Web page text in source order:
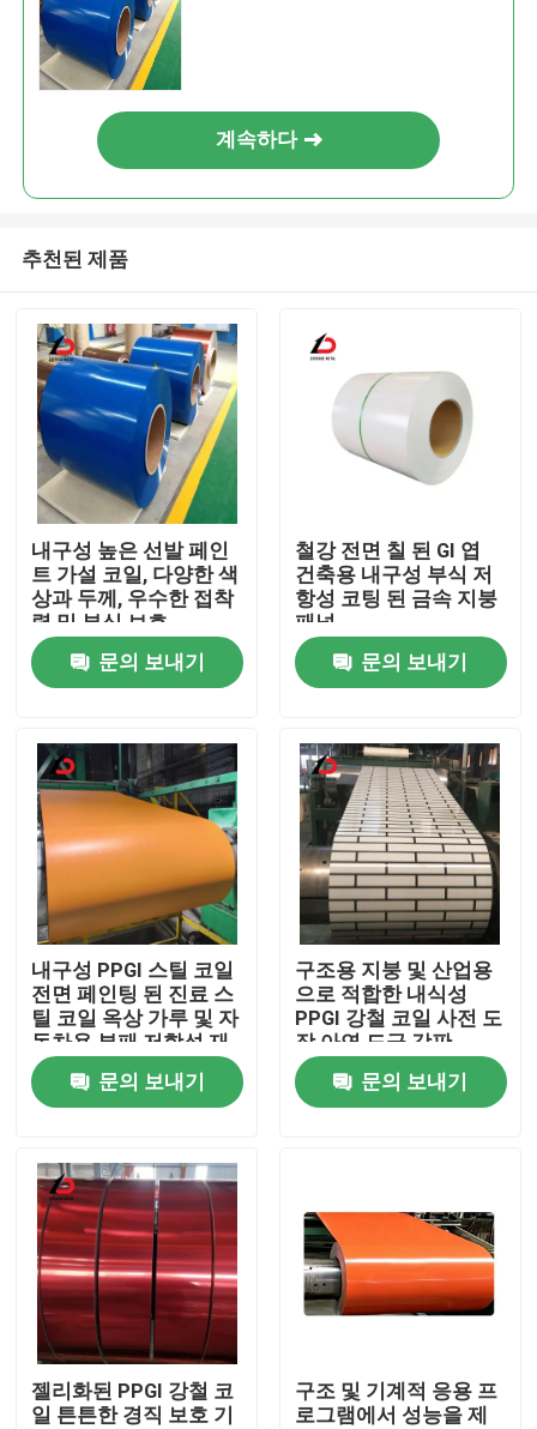
제품
비디오
우리 에 관한 것
공장 투어
품질 관리
뉴스
사건
인용 을 요청 하십시오
진료된 철 코일
계속하다
추천된 제품
내구성 높은 선발 페인
트 가설 코일, 다양한 색
상과 두께, 우수한 접착
력 및 부식 보호
문의 보내기
철강 전면 칠 된 GI 엽
건축용 내구성 부식 저
항성 코팅 된 금속 지붕
패널
문의 보내기
내구성 PPGI 스틸 코일
전면 페인팅 된 진료 스
틸 코일 옥상 가루 및 자
동차용 부패 저항성 재
료
문의 보내기
구조용 지붕 및 산업용
으로 적합한 내식성
PPGI 강철 코일 사전 도
장 아연 도금 강판
문의 보내기
젤리화된 PPGI 강철 코
일 튼튼한 경직 보호 기
구조 및 기계적 응용 프
로그램에서 성능을 제